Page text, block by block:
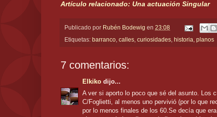
Artículo relacionado: Una actuación Singular
Publicado por Rubén Bodewig en 23:08
Etiquetas: barranco, calles, curiosidades, historia, planos
7 comentarios:
Elkiko dijo...
A ver si aporto lo poco que sé del asunto. Los
C/Foglietti, al menos uno pervivió (por lo que
por lo menos finales de los 60.Se decía que